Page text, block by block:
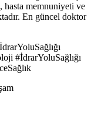
memnuniyeti ve
En güncel doktor
#İdrarYoluSağlığı